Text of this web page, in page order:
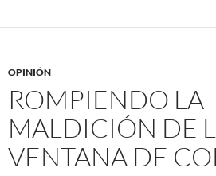
OPINIÓN
ROMPIENDO LA
MALDICIÓN DE
VENTANA DE